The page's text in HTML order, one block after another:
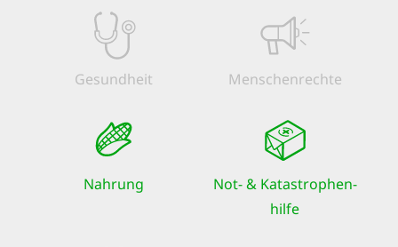
Gesundheit Menschen­rechte
Nahrung
Not- & Kata­strophen­
hilfe